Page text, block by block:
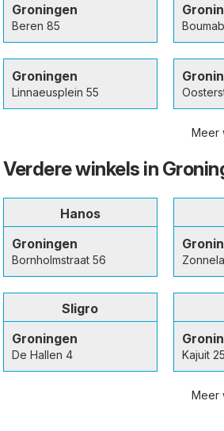
Groningen
Beren 85
Groningen
Linnaeusplein 55
Meer
Verdere winkels in
Hanos
Groningen
Bornholmstraat 56
Sligro
Groningen
De Hallen 4 Kajuit
Meer